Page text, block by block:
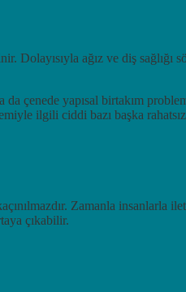
Dolayısıyla ağız ve diş sağlığı
çenede yapısal birtakım
ilgili ciddi bazı başka
Zamanla insanlarla
çıkabilir.